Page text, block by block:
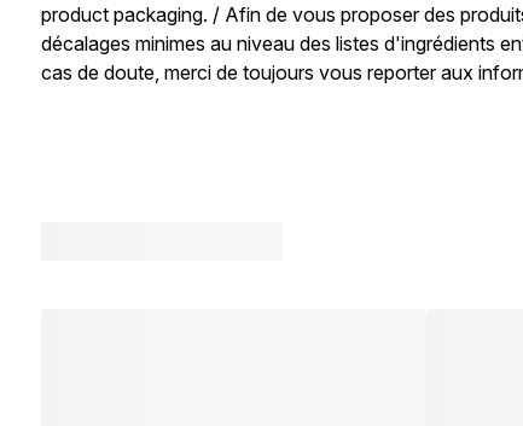
product packaging. / Afin de vous proposer des
décalages minimes au niveau des listes d'ingrédients
cas de doute, merci de toujours vous reporter aux